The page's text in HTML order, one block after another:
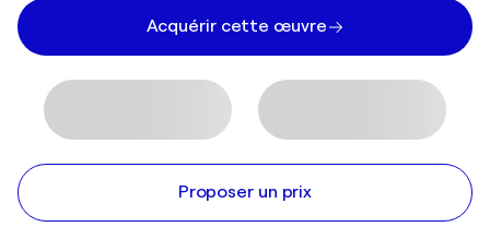
Acquérir cette œuvre
Proposer un prix